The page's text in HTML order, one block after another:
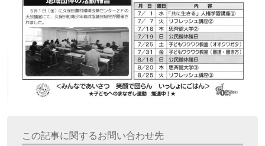
この記事に関するお問い合わせ先